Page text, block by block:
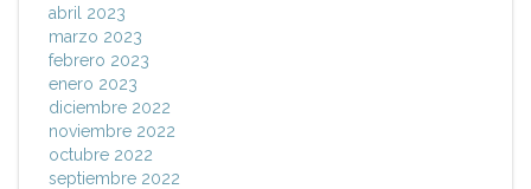
abril 2023
marzo 2023
febrero 2023
enero 2023
diciembre 2022
noviembre 2022
octubre 2022
septiembre 2022